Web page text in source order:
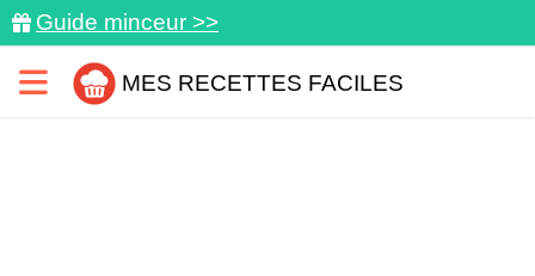
Guide minceur >>
MES RECETTES FACILES